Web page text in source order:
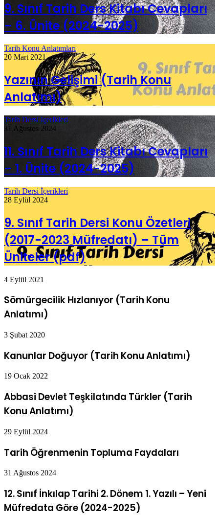
9. Sınıf Tarih Ders Kitabı Cevapları
– 6. Ünite (2024-2025)
Tarih Konu Anlatımları
20 Mart 2021
Yazının Gelişimi (Tarih Konu
Anlatımı)
Tarih Dersi İçerikleri
31 Ağustos 2024
11. Sınıf Tarih Ders Kitabı Cevapları
– 1. Ünite (2024-2025)
Tarih Dersi İçerikleri
28 Eylül 2024
9. Sınıf Tarih Dersi Konu Özetleri
(2017-2023 Müfredatı) – Tüm
Üniteler (pdf)
4 Eylül 2021
Sömürgecilik Hızlanıyor (Tarih Konu
Anlatımı)
3 Şubat 2020
Kanunlar Doğuyor (Tarih Konu Anlatımı)
19 Ocak 2022
Abbasi Devlet Teşkilatında Türkler (Tarih
Konu Anlatımı)
29 Eylül 2024
Tarih Öğrenmenin Topluma Faydaları
31 Ağustos 2024
12. Sınıf İnkılap Tarihi 2. Dönem 1. Yazılı – Yeni
Müfredata Göre (2024-2025)